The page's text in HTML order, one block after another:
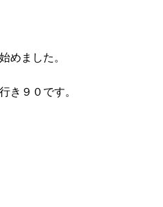
めました。
９０です。